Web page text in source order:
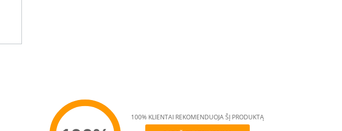
100% KLIENTAI REKOMENDUOJA ŠĮ PRODUKTĄ